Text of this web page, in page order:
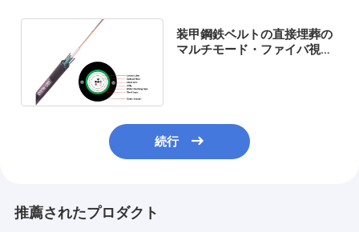
装甲鋼鉄ベルトの直接埋葬の
マルチモード・ファイバ視覚
続行
推薦されたプロダクト